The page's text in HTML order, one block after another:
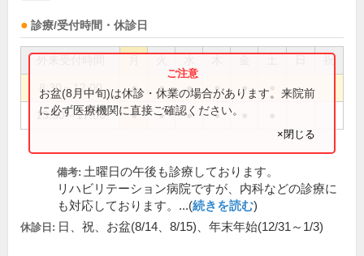
診療/受付時間・休診日
祝
8:30～12:00 ● ● ● ● ●
13:30～17:00 ● ● ● ●
お盆(8月中旬)は休診・休業の場合があります。来院前
に必ず医療機関に直接ご確認ください。
×閉じる
備考: 土曜日の午後も診療しております。
リハビリテーション病院ですが、内科などの診療に
も対応しております。...(続きを読む)
休診日: 日、祝、お盆(8/14、8/15)、年末年始(12/31～1/3)